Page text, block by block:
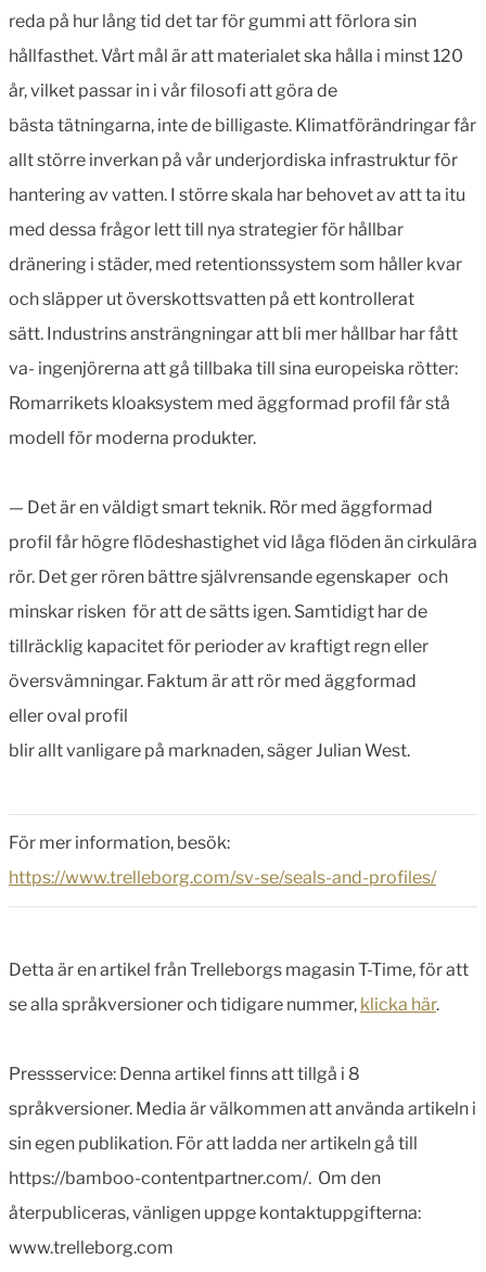
reda på hur lång tid det tar för gummi att förlora sin
hållfasthet. Vårt mål är att materialet ska hålla i minst 120
år, vilket passar in i vår filosofi att göra de
bästa tätningarna, inte de billigaste. Klimatförändringar får
allt större inverkan på vår underjordiska infrastruktur för
hantering av vatten. I större skala har behovet av att ta itu
med dessa frågor lett till nya strategier för hållbar
dränering i städer, med retentionssystem som håller kvar
och släpper ut överskottsvatten på ett kontrollerat
sätt. Industrins ansträngningar att bli mer hållbar har fått
va- ingenjörerna att gå tillbaka till sina europeiska rötter:
Romarrikets kloaksystem med äggformad profil får stå
modell för moderna produkter.
— Det är en väldigt smart teknik. Rör med äggformad
profil får högre flödeshastighet vid låga flöden än cirkulära
rör. Det ger rören bättre självrensande egenskaper och
minskar risken för att de sätts igen. Samtidigt har de
tillräcklig kapacitet för perioder av kraftigt regn eller
översvämningar. Faktum är att rör med äggformad
eller oval profil
blir allt vanligare på marknaden, säger Julian West.
För mer information, besök:
https://www.trelleborg.com/sv-se/seals-and-profiles/
Detta är en artikel från Trelleborgs magasin T-Time, för att
se alla språkversioner och tidigare nummer, klicka här.
Pressservice: Denna artikel finns att tillgå i 8
språkversioner. Media är välkommen att använda artikeln i
sin egen publikation. För att ladda ner artikeln gå till
https://bamboo-contentpartner.com/. Om den
återpubliceras, vänligen uppge kontaktuppgifterna:
www.trelleborg.com